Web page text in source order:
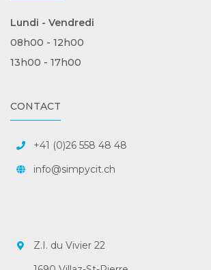
Lundi - Vendredi
08h00 - 12h00
13h00 - 17h00
CONTACT
+41 (0)26 558 48 48
info@simpycit.ch
Z.I. du Vivier 22